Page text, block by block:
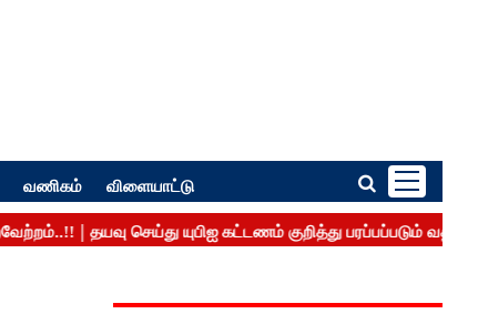
வணிகம் விளையாட்டு